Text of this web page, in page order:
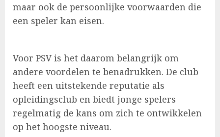
maar ook de persoonlijke voorwaarden die
een speler kan eisen.
Voor PSV is het daarom belangrijk om
andere voordelen te benadrukken. De club
heeft een uitstekende reputatie als
opleidingsclub en biedt jonge spelers
regelmatig de kans om zich te ontwikkelen
op het hoogste niveau.